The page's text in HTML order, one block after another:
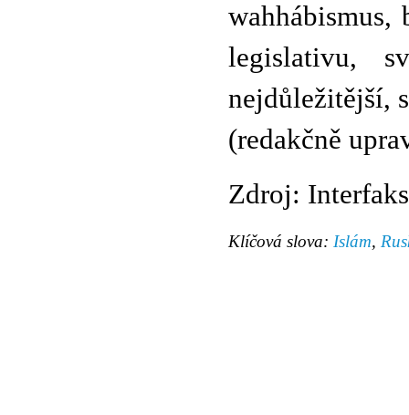
legislativu,
nejdůležitější,
(redakčně
Zdroj:
Klíčová slova: Islám,